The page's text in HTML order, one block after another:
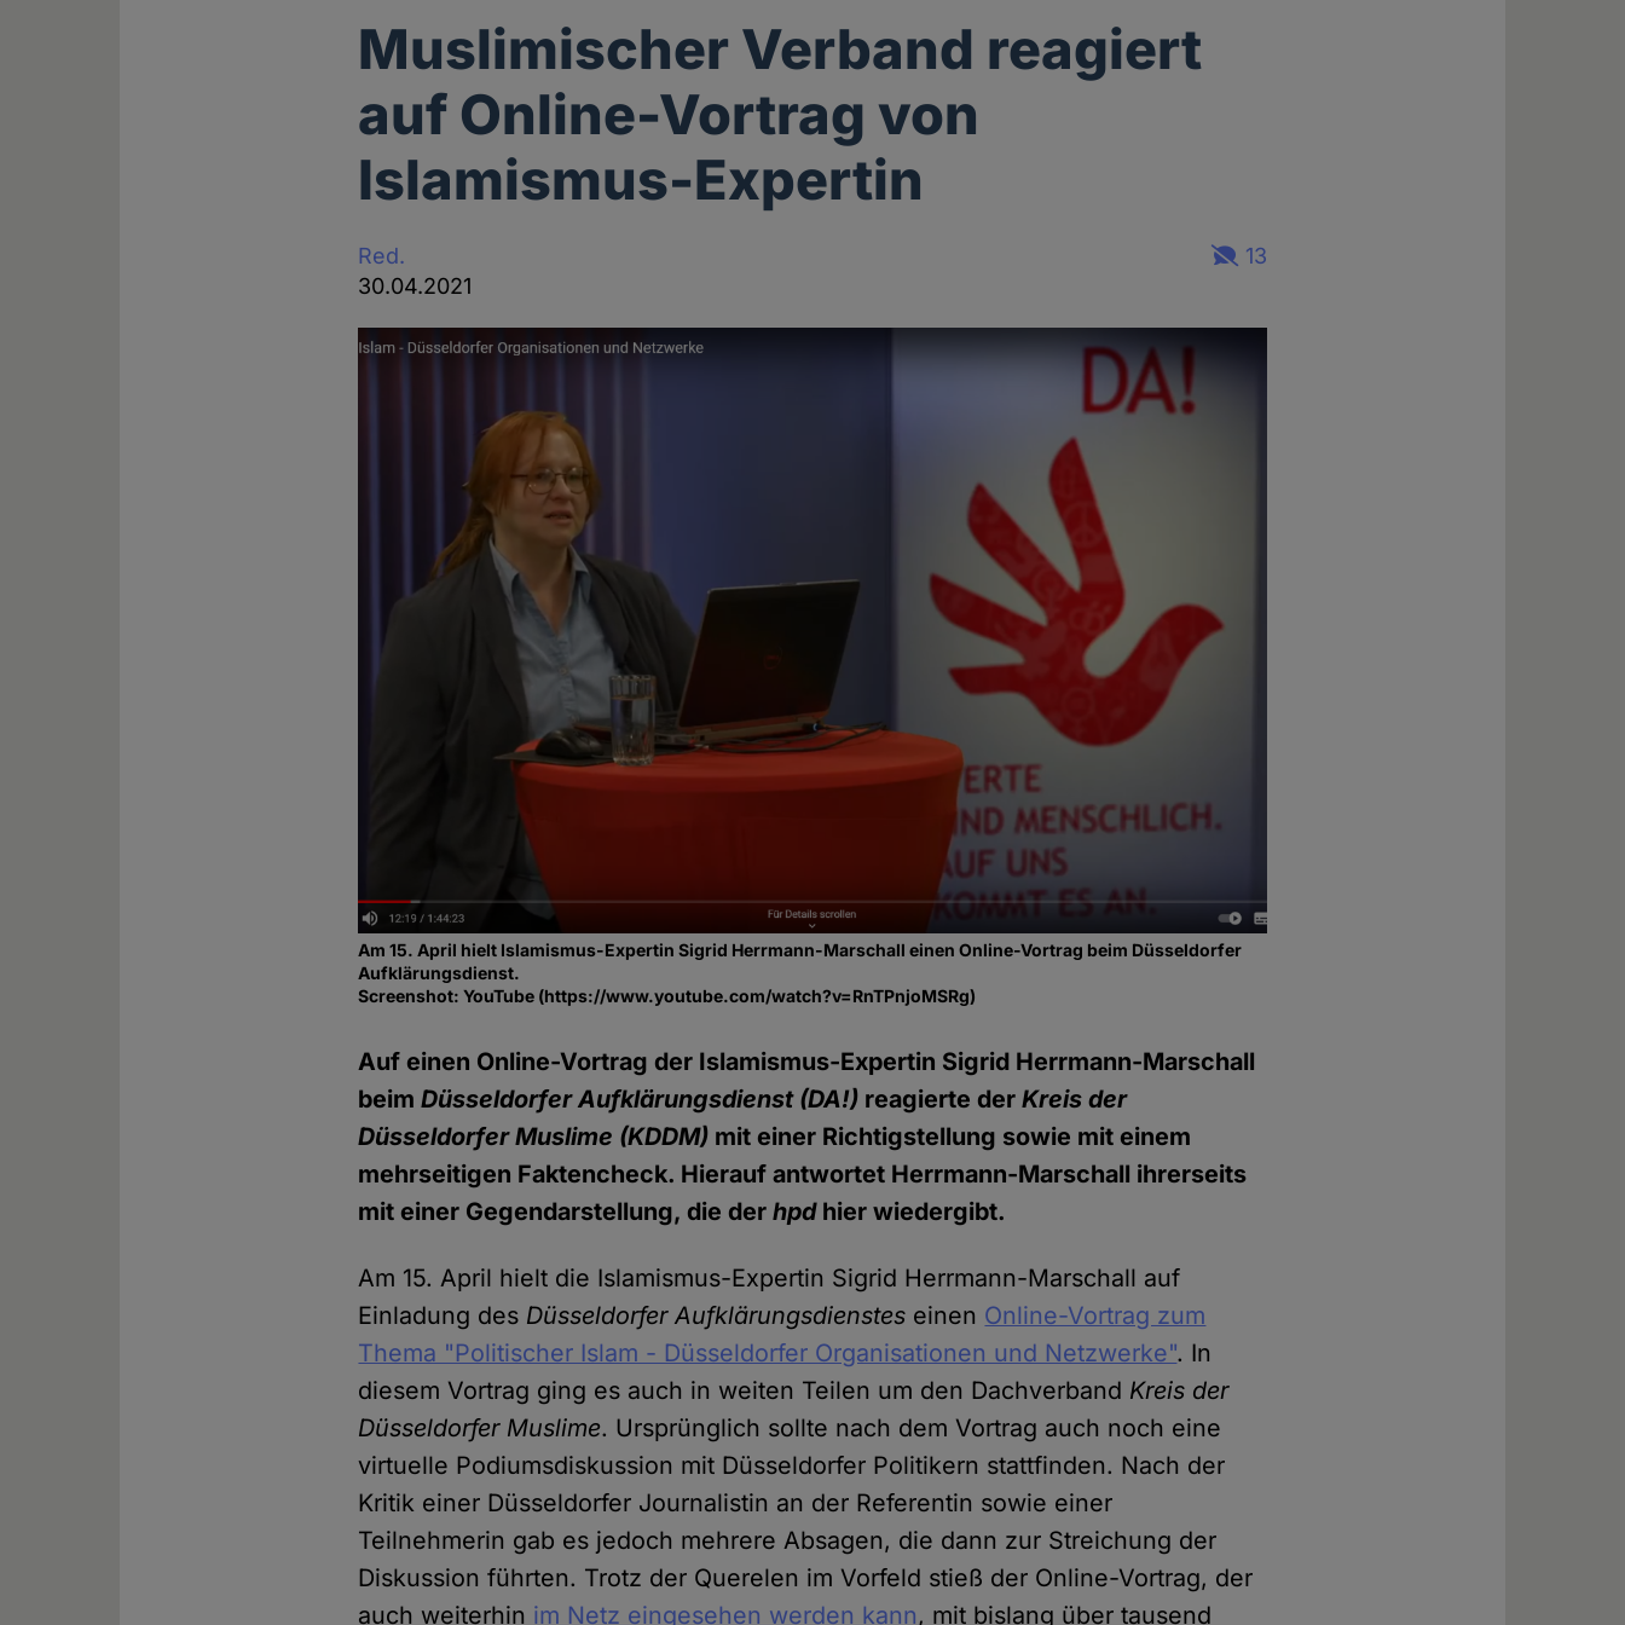
Muslimischer Verband reagiert
auf Online-Vortrag von
Islamismus-Expertin
Red.
30.04.2021
13
Am 15. April hielt Islamismus-Expertin Sigrid Herrmann-Marschall einen Online-Vortrag beim Düsseldorfer
Aufklärungsdienst.
Screenshot: YouTube (https://www.youtube.com/watch?v=RnTPnjoMSRg)
Auf einen Online-Vortrag der Islamismus-Expertin Sigrid Herrmann-Marschall
beimDüsseldorfer Aufklärungsdienst (DA!) reagierte derKreis der
Düsseldorfer Muslime (KDDM) mit einer Richtigstellung sowie mit einem
mehrseitigen Faktencheck. Hierauf antwortet Herrmann-Marschall ihrerseits
mit einer Gegendarstellung, die derhpdhier wiedergibt.
Am 15. April hielt die Islamismus-Expertin Sigrid Herrmann-Marschall auf
Einladung des Düsseldorfer Aufklärungsdienstes einen Online-Vortrag zum
Thema "Politischer Islam - Düsseldorfer Organisationen und Netzwerke". In
diesem Vortrag ging es auch in weiten Teilen um den Dachverband Kreis der
Düsseldorfer Muslime. Ursprünglich sollte nach dem Vortrag auch noch eine
virtuelle Podiumsdiskussion mit Düsseldorfer Politikern stattfinden. Nach der
Kritik einer Düsseldorfer Journalistin an der Referentin sowie einer
Teilnehmerin gab es jedoch mehrere Absagen, die dann zur Streichung der
Diskussion führten. Trotz der Querelen im Vorfeld stieß der Online-Vortrag, der
auch weiterhin im Netz eingesehen werden kann, mit bislang über tausend